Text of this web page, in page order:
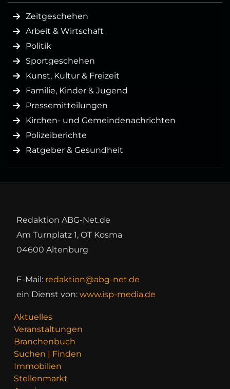
Zeitgeschehen
Arbeit & Wirtschaft
Politik
Sportgeschehen
Kunst, Kultur & Freizeit
Familie, Kinder & Jugend
Pressemitteilungen
Kirchen- und Gemeindenachrichten
Polizeiberichte
Ratgeber & Gesundheit
Redaktion ABG-Net.de
Am Turnplatz 1, OT Kosma
04600 Altenburg
E-Mail: redaktion@abg-net.de
ein Dienst von: www.isp-media.de
Aktuelles
Veranstaltungen
Branchenbuch
Suchen | Finden
Immobilien
Stellenmarkt